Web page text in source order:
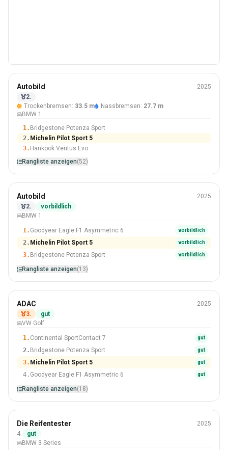
225/40 R18
#2 Von 52 Reifen
Autobild
2025
2.
Trockenbremsen: 33.5 m Nassbremsen: 27.7 m
BMW 1
1. Bridgestone Potenza Sport
2. Michelin Pilot Sport 5
3. Hankook Ventus Evo
Rangliste anzeigen(52)
225/40 R18
#2 Von 13 Reifen
Autobild
2025
2.
vorbildlich
BMW 1
1. Goodyear Eagle F1 Asymmetric 6 vorbildlich
2. Michelin Pilot Sport 5 vorbildlich
3. Bridgestone Potenza Sport vorbildlich
Rangliste anzeigen(13)
225/40 R18
#3 Von 18 Reifen
ADAC
2025
3.
gut
VW Golf
1. Continental SportContact 7 gut
2. Bridgestone Potenza Sport gut
3. Michelin Pilot Sport 5 gut
4. Goodyear Eagle F1 Asymmetric 6 gut
Rangliste anzeigen(18)
Sommer
225/40 R18
#4 Von 8 Reifen
Die Reifentester
2025
4.
gut
BMW 3 Series